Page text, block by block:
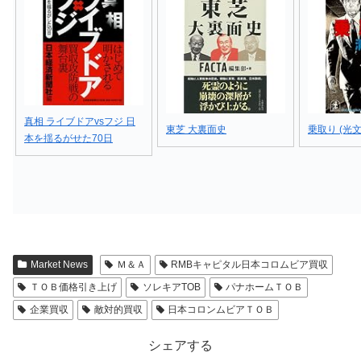
真相 ライブドアvsフジ 日
本を揺るがせた70日
東芝 大裏面史 乗取り (光
Market News Ｍ＆Ａ
RMBキャピタル日本コロムビア買収
ＴＯＢ価格引き上げ
ソレキアTOB
パナホームＴＯＢ
企業買収
敵対的買収 日本コロンムビアＴＯＢ
シェアする